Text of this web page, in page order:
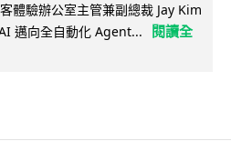
體驗辦公室主管兼副總裁 Jay Kim
邁向全自動化 Agent...
閱讀全